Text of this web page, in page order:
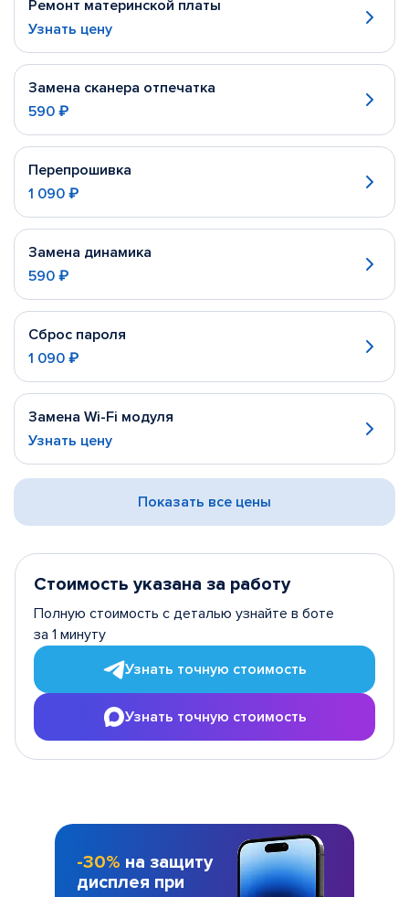
Ремонт материнской платы
Узнать цену
Замена сканера отпечатка
590 ₽
Перепрошивка
1 090 ₽
Замена динамика
590 ₽
Сброс пароля
1 090 ₽
Замена Wi-Fi модуля
Узнать цену
Показать все цены
Стоимость указана за работу
Полную стоимость с деталью узнайте в боте
за 1 минуту
Узнать точную стоимость
Узнать точную стоимость
-30% на защиту
дисплея при